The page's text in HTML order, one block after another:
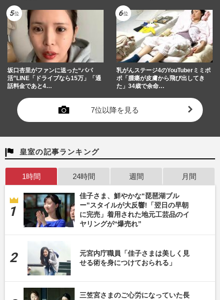
坂口杏里がファンに送った“パパ
活”LINE「ドライブなら15万」「通
話料金であと4…
乳がんステージ4のYouTuberミミポ
ポ「腫瘍が皮膚から飛び出してき
た」34歳で余命…
7位以降を見る
皇室の記事ランキング
1時間 24時間 週間 月間
佳子さま、鮮やかな“琵琶湖ブル
ー”スタイルが大反響!「翌日の早朝
に完売」着用された地元工芸品のイ
ヤリングが“爆売れ”
元宮内庁職員「佳子さまは美しく見
せる術を身につけておられる」
三笠宮さまのご心労になっていた長